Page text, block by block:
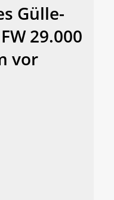
Gülle-
29.000
vor